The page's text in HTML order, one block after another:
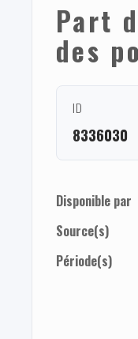
Part
des
ID
8336030
Disponible par
Source(s)
Période(s)